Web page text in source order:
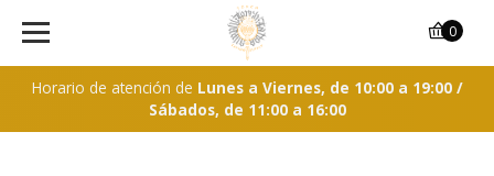
Horario de atención de Lunes a Viernes, de 10:00 a 19:00 /
Sábados, de 11:00 a 16:00
0